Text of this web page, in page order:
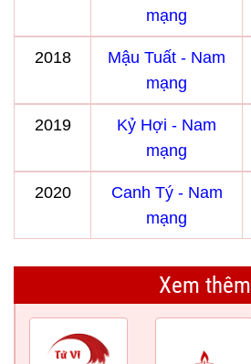
mạng
2018
Mậu Tuất - Nam
mạng
2019
Kỷ Hợi - Nam
mạng
2020
Canh Tý - Nam
mạng
Xem thêm